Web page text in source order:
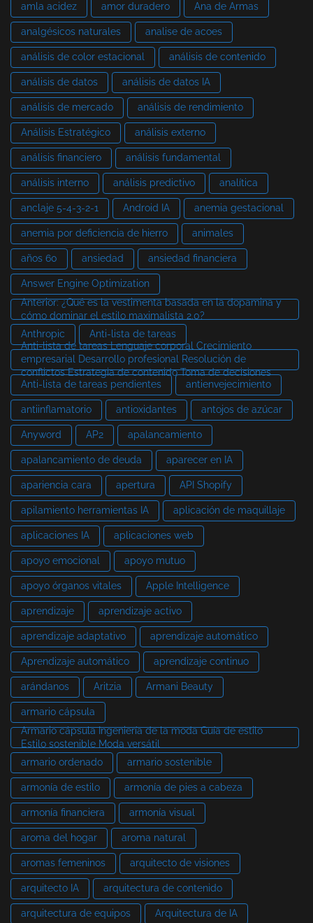
amla acidez amor duradero Ana de Armas
analgésicos naturales analise de acoes
análisis de color estacional análisis de contenido
análisis de datos análisis de datos IA
análisis de mercado análisis de rendimiento
Análisis Estratégico análisis externo
análisis financiero análisis fundamental
análisis interno análisis predictivo analítica
anclaje 5-4-3-2-1 Android IA anemia gestacional
anemia por deficiencia de hierro animales
años 60 ansiedad ansiedad financiera
Answer Engine Optimization
Anterior: ¿Qué es la vestimenta basada en la dopamina y
cómo dominar el estilo maximalista 2.0?
Anthropic
Anti-lista de tareas
Anti-lista de tareas Lenguaje corporal Crecimiento
empresarial Desarrollo profesional Resolución de
conflictos Estrategia de contenido Toma de decisiones
Anti-lista de tareas pendientes
antienvejecimiento
antiinflamatorio antioxidantes antojos de azúcar
Anyword AP2 apalancamiento
apalancamiento de deuda aparecer en IA
apariencia cara apertura API Shopify
apilamiento herramientas IA aplicación de maquillaje
aplicaciones IA aplicaciones web
apoyo emocional apoyo mutuo
apoyo órganos vitales Apple Intelligence
aprendizaje aprendizaje activo
aprendizaje adaptativo aprendizaje automático
Aprendizaje automático aprendizaje continuo
arándanos Aritzia Armani Beauty
armario cápsula
Armario cápsula Ingeniería de la moda Guía de estilo
Estilo sostenible Moda versátil
armario ordenado
armario sostenible
armonía de estilo armonía de pies a cabeza
armonía financiera armonía visual
aroma del hogar aroma natural
aromas femeninos arquitecto de visiones
arquitecto IA arquitectura de contenido
arquitectura de equipos Arquitectura de IA